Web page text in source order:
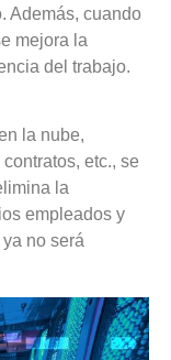
Además, cuando
mejora la
del trabajo.
la nube,
etc., se
la
empleados y
no será